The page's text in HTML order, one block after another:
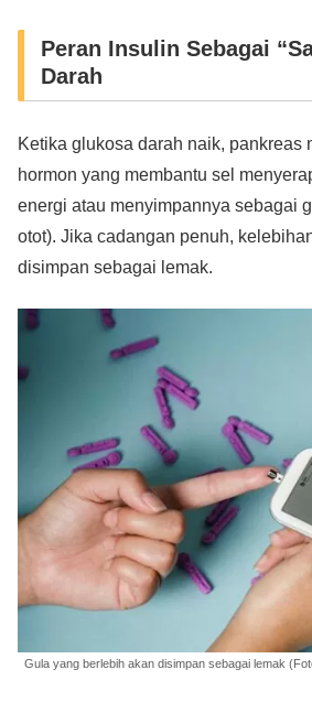
Peran Insulin Sebagai
Darah
Ketika glukosa darah naik, pankreas
hormon yang membantu sel
energi atau menyimpannya sebagai
otot). Jika cadangan penuh,
disimpan sebagai lemak.
Gula yang berlebih akan disimpan sebagai lemak